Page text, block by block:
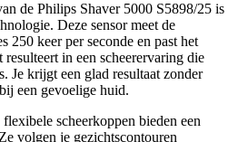
de Philips Shaver 5000 S5898/25 is
Deze sensor meet de
250 keer per seconde en past het
in een scheerervaring die
Je krijgt een glad resultaat zonder
een gevoelige huid.
scheerkoppen bieden een
volgen je gezichtscontouren